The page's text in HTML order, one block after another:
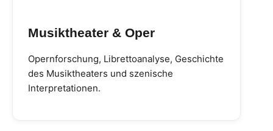
Musiktheater & Oper
Opernforschung, Librettoanalyse, Geschichte
des Musiktheaters und szenische
Interpretationen.